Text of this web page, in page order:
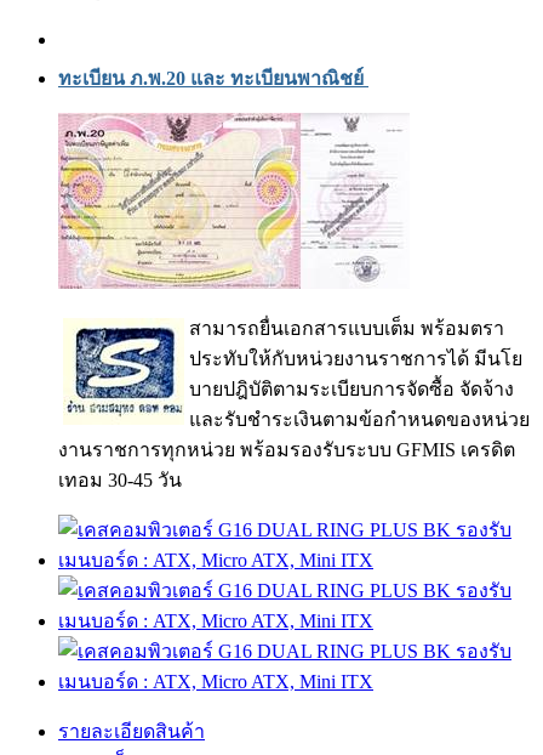
ทะเบียน ภ.พ.20 และ ทะเบียนพาณิชย์
สามารถยื่นเอกสารแบบเต็ม พร้อมตรา
ประทับให้กับหน่วยงานราชการได้ มีนโย
บายปฎิบัติตามระเบียบการจัดซื้อ จัดจ้าง
และรับชำระเงินตามข้อกำหนดของหน่วย
งานราชการทุกหน่วย พร้อมรองรับระบบ GFMIS เครดิต
เทอม 30-45 วัน
รายละเอียดสินค้า